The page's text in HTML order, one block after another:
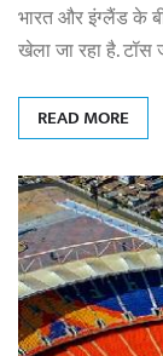
भारत और इंग्लैंड के
खेला जा रहा है.
READ MORE